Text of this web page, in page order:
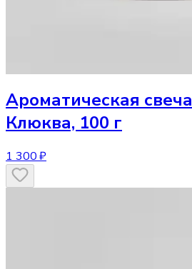
Ароматическая свеча
Клюква, 100 г
1 300 ₽